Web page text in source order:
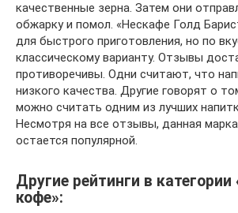
качественные зерна. Затем они
обжарку и помол. «Нескафе Голд
для быстрого приготовления, но по
классическому варианту. Отзывы
противоречивы. Одни считают, что
низкого качества. Другие говорят о
можно считать одним из лучших
Несмотря на все отзывы, данная
остается популярной.
Другие рейтинги в
кофе»: